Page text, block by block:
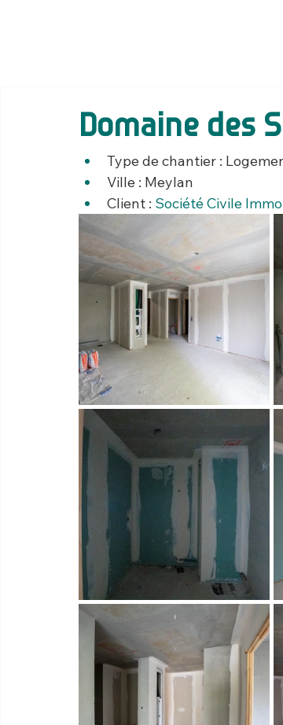
Domaine des
Type de chantier :
Ville : Meylan
Client : Société Civile